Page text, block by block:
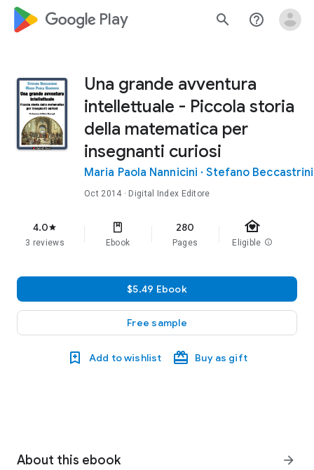
google_logo Play search help_outline
Una grande avventura
intellettuale - Piccola storia
della matematica per
insegnanti curiosi
Maria Paola Nannicini ·Stefano Beccastrini
Oct 2014 · Digital Index Editore
4.0star
3 reviews Ebook
280
Pages
family_home
Eligible info
$5.49 Ebook
Free sample
Add to wishlist Buy as gift
About this ebook arrow_forward